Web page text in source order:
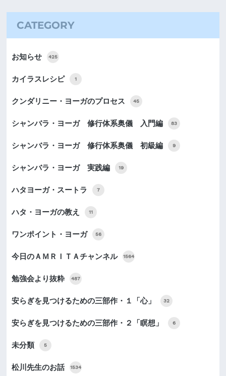
CATEGORY
お知らせ 425
カイラスレシピ 1
クンダリニー・ヨーガのプロセス 45
シャンバラ・ヨーガ 修行体系奥儀 入門編 83
シャンバラ・ヨーガ 修行体系奥儀 初級編 9
シャンバラ・ヨーガ 実践編 19
ハタヨーガ・スートラ 7
ハタ・ヨーガの教え 11
ワンポイント・ヨーガ 56
今日のＡＭＲＩＴＡチャンネル 1564
勉強会より抜粋 487
安らぎを見つけるための三部作・１「心」 32
安らぎを見つけるための三部作・２「瞑想」 6
未分類 5
松川先生のお話 1534